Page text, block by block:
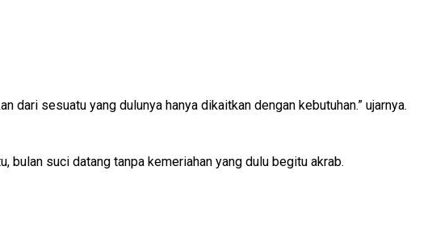
dari sesuatu yang dulunya hanya dikaitkan dengan kebutuhan.” ujarnya.
bulan suci datang tanpa kemeriahan yang dulu begitu akrab.